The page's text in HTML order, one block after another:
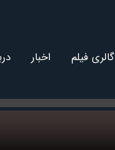
گالری فیلم اخبار